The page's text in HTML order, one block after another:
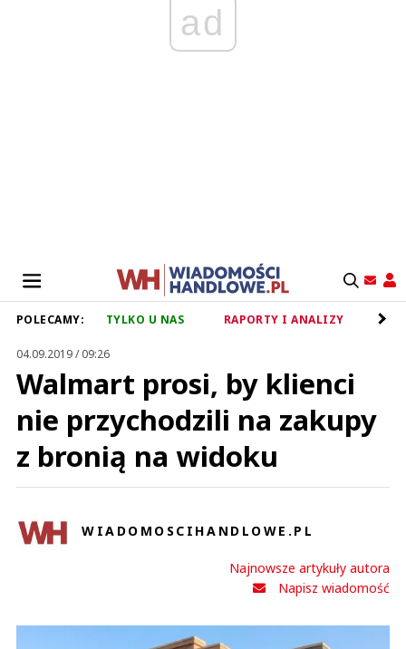
ad
POLECAMY: TYLKO U NAS RAPORTY I ANALIZY
04.09.2019 / 09:26
Walmart prosi, by klienci
nie przychodzili na zakupy
z bronią na widoku
WIADOMOSCIHANDLOWE.PL
Najnowsze artykuły autora
Napisz wiadomość